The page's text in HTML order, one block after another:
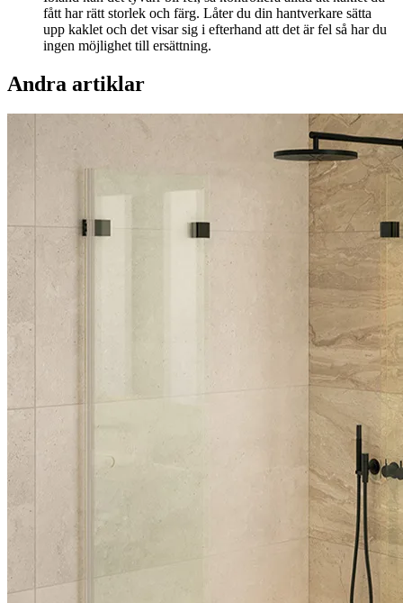
fått har rätt storlek och färg. Låter du din hantverkare sätta
upp kaklet och det visar sig i efterhand att det är fel så har du
ingen möjlighet till ersättning.
Andra artiklar